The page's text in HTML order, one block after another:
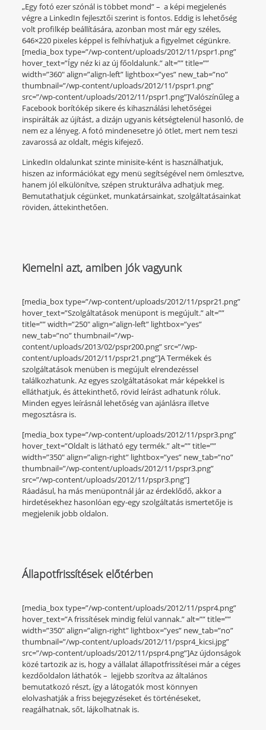
„Egy fotó ezer szónál is többet mond” – a képi megjelenés
végre a LinkedIn fejlesztői szerint is fontos. Eddig is lehetőség
volt profilkép beállítására, azonban most már egy széles,
646×220 pixeles képpel is felhívhatjuk a figyelmet cégünkre.
[media_box type=”/wp-content/uploads/2012/11/pspr1.png”
hover_text=”Így néz ki az új főoldalunk.” alt=”” title=””
width=”360″ align=”align-left” lightbox=”yes” new_tab=”no”
thumbnail=”/wp-content/uploads/2012/11/pspr1.png”
src=”/wp-content/uploads/2012/11/pspr1.png”]Valószínűleg a
Facebook borítókép sikere és kihasználási lehetőségei
inspirálták az újítást, a dizájn ugyanis kétségtelenül hasonló, de
nem ez a lényeg. A fotó mindenesetre jó ötlet, mert nem teszi
zavarossá az oldalt, mégis kifejező.
LinkedIn oldalunkat szinte minisite-ként is használhatjuk,
hiszen az információkat egy menü segítségével nem ömlesztve,
hanem jól elkülönítve, szépen strukturálva adhatjuk meg.
Bemutathatjuk cégünket, munkatársainkat, szolgáltatásainkat
röviden, áttekinthetően.
Kiemelni azt, amiben jók vagyunk
[media_box type=”/wp-content/uploads/2012/11/pspr21.png”
hover_text=”Szolgáltatások menüpont is megújult.” alt=””
title=”” width=”250″ align=”align-left” lightbox=”yes”
new_tab=”no” thumbnail=”/wp-
content/uploads/2013/02/pspr200.png” src=”/wp-
content/uploads/2012/11/pspr21.png”]A Termékek és
szolgáltatások menüben is megújult elrendezéssel
találkozhatunk. Az egyes szolgáltatásokat már képekkel is
elláthatjuk, és áttekinthető, rövid leírást adhatunk róluk.
Minden egyes leírásnál lehetőség van ajánlásra illetve
megosztásra is.
[media_box type=”/wp-content/uploads/2012/11/pspr3.png”
hover_text=”Oldalt is látható egy termék.” alt=”” title=””
width=”350″ align=”align-right” lightbox=”yes” new_tab=”no”
thumbnail=”/wp-content/uploads/2012/11/pspr3.png”
src=”/wp-content/uploads/2012/11/pspr3.png”]
Ráadásul, ha más menüpontnál jár az érdeklődő, akkor a
hirdetésekhez hasonlóan egy-egy szolgáltatás ismertetője is
megjelenik jobb oldalon.
Állapotfrissítések előtérben
[media_box type=”/wp-content/uploads/2012/11/pspr4.png”
hover_text=”A frissítések mindig felül vannak.” alt=”” title=””
width=”350″ align=”align-right” lightbox=”yes” new_tab=”no”
thumbnail=”/wp-content/uploads/2012/11/pspr4_kicsi.jpg”
src=”/wp-content/uploads/2012/11/pspr4.png”]Az újdonságok
közé tartozik az is, hogy a vállalat állapotfrissítései már a céges
kezdőoldalon láthatók – lejjebb szorítva az általános
bemutatkozó részt, így a látogatók most könnyen
elolvashatják a friss bejegyzéseket és történéseket,
reagálhatnak, sőt, lájkolhatnak is.